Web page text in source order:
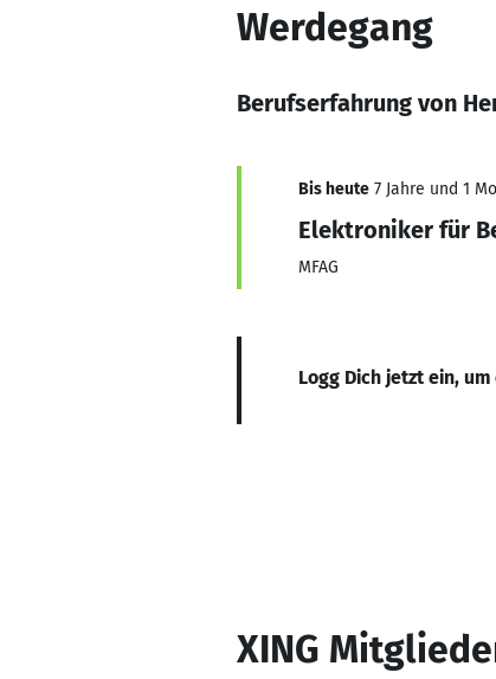
Werdegang
Berufserfahrung von
Bis heute 7 Jahre und 1
Elektroniker für
MFAG
Logg Dich jetzt ein,
XING